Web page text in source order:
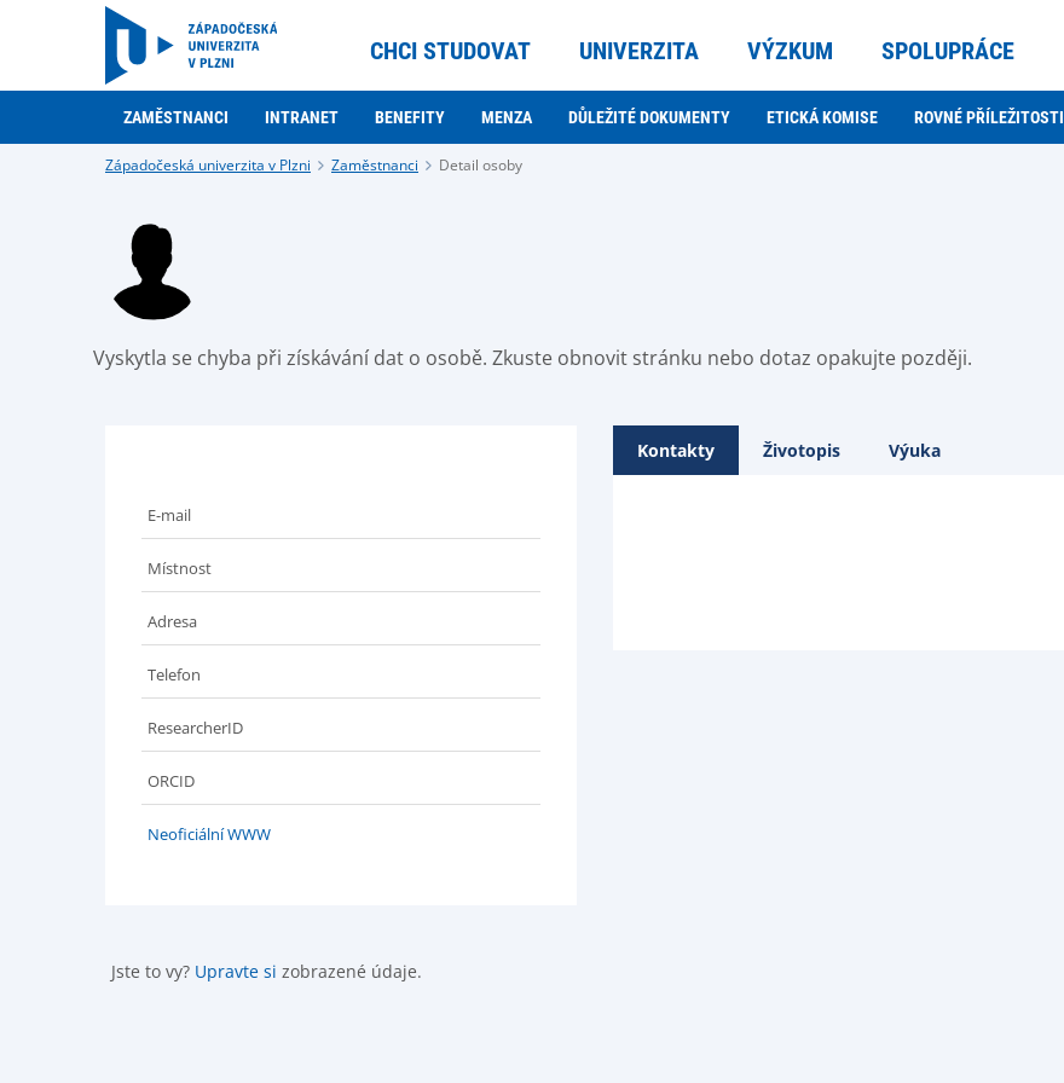
CHCI STUDOVAT UNIVERZITA VÝZKUM SPOLUPRÁCE
ZAMĚSTNANCI INTRANET BENEFITY MENZA DŮLEŽITÉ DOKUMENTY ETICKÁ KOMISE ROVNÉ PŘÍLEŽITOSTI
Západočeská univerzita v Plzni Zaměstnanci Detail osoby
Vyskytla se chyba při získávání dat o osobě. Zkuste obnovit stránku nebo dotaz opakujte později.
E-mail
Místnost
Adresa
Telefon
ResearcherID
ORCID
Neoficiální WWW
Jste to vy? Upravte si zobrazené údaje.
Kontakty Životopis Výuka